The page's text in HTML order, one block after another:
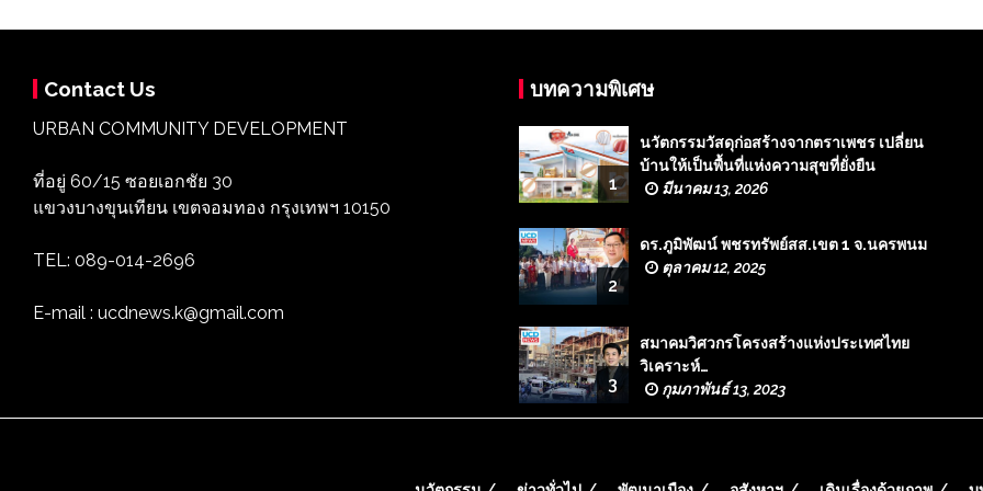
Contact Us
URBAN COMMUNITY DEVELOPMENT
ที่อยู่ 60/15 ซอยเอกชัย 30
แขวงบางขุนเทียน เขตจอมทอง กรุงเทพฯ 10150
TEL: 089-014-2696
E-mail : ucdnews.k@gmail.com
บทความพิเศษ
1
นวัตกรรมวัสดุก่อสร้างจากตราเพชร เปลี่ยน
บ้านให้เป็นพื้นที่แห่งความสุขที่ยั่งยืน
มีนาคม 13, 2026
2
ดร.ภูมิพัฒน์ พชรทรัพย์สส.เขต 1 จ.นครพนม
ตุลาคม 12, 2025
3
สมาคมวิศวกรโครงสร้างแห่งประเทศไทย
วิเคราะห์…
กุมภาพันธ์ 13, 2023